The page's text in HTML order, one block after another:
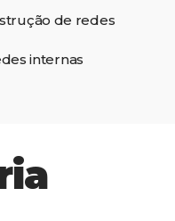
de redes
internas